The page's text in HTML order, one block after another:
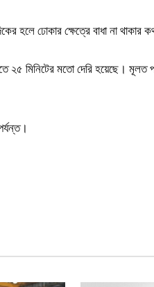
হলে ঢোকার ক্ষেত্রে বাধা না থাকার
২৫ মিনিটের মতো দেরি হয়েছে।